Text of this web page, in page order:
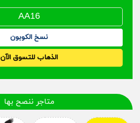
نسخ الكوبون
الذهاب للتسوق الآن
متاجر ننصح بها